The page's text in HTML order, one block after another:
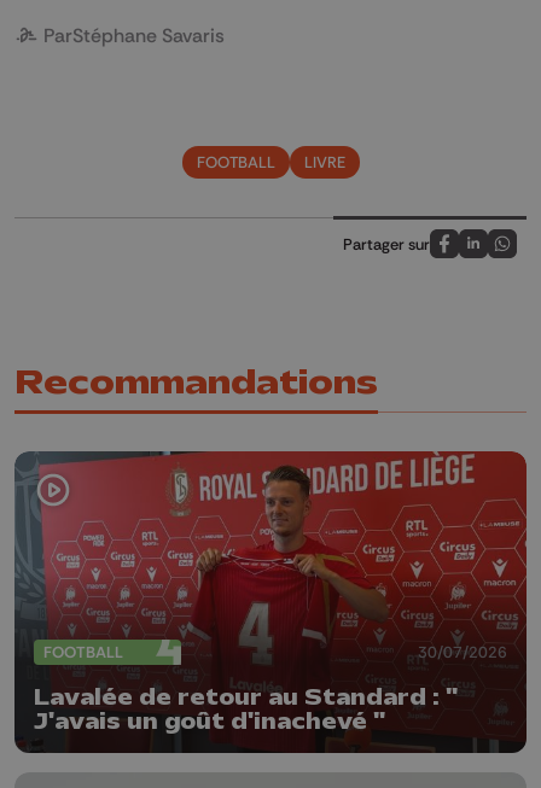
ParStéphane Savaris
FOOTBALL LIVRE
Partager sur
Partagez sur
Partagez
Recommandations
FOOTBALL 30/07/2026
Lavalée de retour au Standard : "
J'avais un goût d'inachevé "